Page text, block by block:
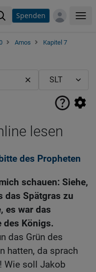
Spenden
Amos
Kapitel 7
lesen
des Propheten
schauen: Siehe,
das Spätgras zu
es war das
des Königs.
das Grün des
hatten, da sprach
Wie soll Jakob